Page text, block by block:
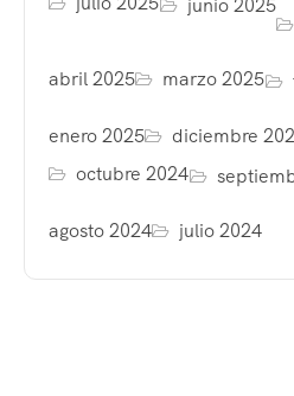
junio 2025
abril 2025 marzo 2025
enero 2025 diciembre
octubre 2024
agosto 2024 julio 2024